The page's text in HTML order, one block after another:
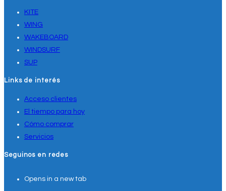
KITE
WING
WAKEBOARD
WINDSURF
SUP
Links de interés
Acceso clientes
El tiempo para hoy
Cómo comprar
Servicios
Seguinos en redes
Opens in a new tab